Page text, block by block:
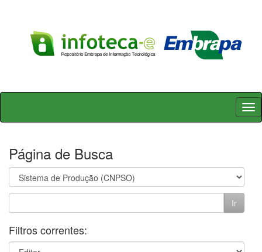
Skip
Página de Busca
Filtros correntes: